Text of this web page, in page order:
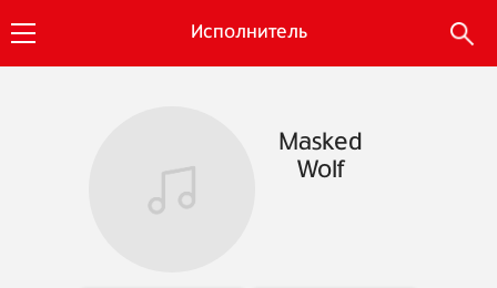
Исполнитель
Masked
Wolf